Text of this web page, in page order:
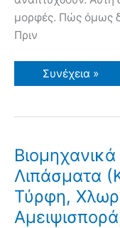
μορφές. Πώς όμως
Πριν
Βασικές
Γνώσεις
Λιπάσματα
Συνέχεια »
Λιπάσματα
Τύρφη,